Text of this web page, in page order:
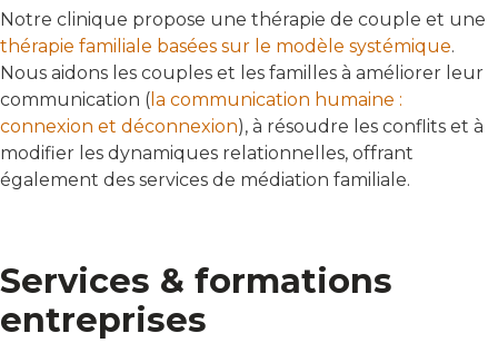
Notre clinique propose une thérapie de couple et une
thérapie familiale basées sur le modèle systémique.
Nous aidons les couples et les familles à améliorer leur
communication ( la communication humaine :
connexion et déconnexion), à résoudre les conflits et à
modifier les dynamiques relationnelles, offrant
également des services de médiation familiale.
Services & formations
entreprises